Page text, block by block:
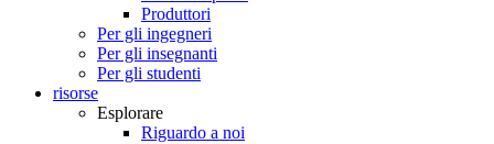
Produttori
Per gli ingegneri
Per gli insegnanti
Per gli studenti
risorse
Esplorare
Riguardo a noi